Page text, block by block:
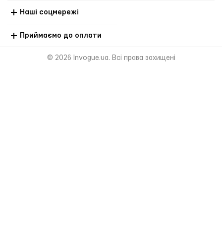
Наші соцмережі
Приймаємо до оплати
© 2026 Invogue.ua. Всі права захищені